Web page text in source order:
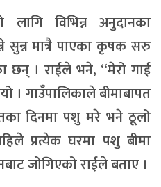
विभिन्न अनुदानका
सुन्न मात्रै पाएका कृषक सरु
। राईले भने, “मेरो गाई
। गाउँपालिकाले बीमाबापत
दिनमा पशु मरे भने ठूलो
प्रत्येक घरमा पशु बीमा
जोगिएको राईले बताए ।